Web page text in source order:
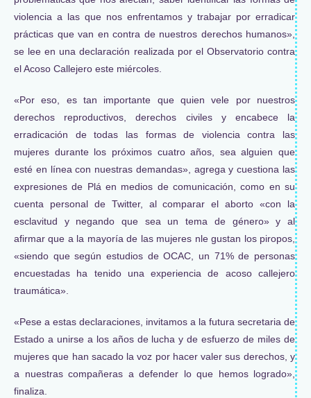
violencia a las que nos enfrentamos y trabajar por erradicar
prácticas que van en contra de nuestros derechos humanos»,
se lee en una declaración realizada por el Observatorio contra
el Acoso Callejero este miércoles.
«Por eso, es tan importante que quien vele por nuestros
derechos reproductivos, derechos civiles y encabece la
erradicación de todas las formas de violencia contra las
mujeres durante los próximos cuatro años, sea alguien que
esté en línea con nuestras demandas», agrega y cuestiona las
expresiones de Plá en medios de comunicación, como en su
cuenta personal de Twitter, al comparar el aborto «con la
esclavitud y negando que sea un tema de género» y al
afirmar que a la mayoría de las mujeres nle gustan los piropos,
«siendo que según estudios de OCAC, un 71% de personas
encuestadas ha tenido una experiencia de acoso callejero
traumática».
«Pese a estas declaraciones, invitamos a la futura secretaria de
Estado a unirse a los años de lucha y de esfuerzo de miles de
mujeres que han sacado la voz por hacer valer sus derechos, y
a nuestras compañeras a defender lo que hemos logrado»,
finaliza.